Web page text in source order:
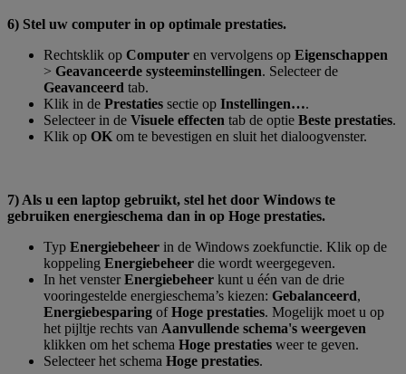
6) Stel uw computer in op optimale prestaties.
Rechtsklik op Computer en vervolgens op Eigenschappen
> Geavanceerde systeeminstellingen. Selecteer de
Geavanceerd tab.
Klik in de Prestaties sectie op Instellingen….
Selecteer in de Visuele effecten tab de optie Beste prestaties.
Klik op OK om te bevestigen en sluit het dialoogvenster.
7) Als u een laptop gebruikt, stel het door Windows te
gebruiken energieschema dan in op Hoge prestaties.
Typ Energiebeheer in de Windows zoekfunctie. Klik op de
koppeling Energiebeheer die wordt weergegeven.
In het vensterEnergiebeheer kunt u één van de drie
vooringestelde energieschema’s kiezen: Gebalanceerd,
Energiebesparing ofHoge prestaties. Mogelijk moet u op
het pijltje rechts van Aanvullende schema's weergeven
klikken om het schema Hoge prestaties weer te geven.
Selecteer het schema Hoge prestaties.